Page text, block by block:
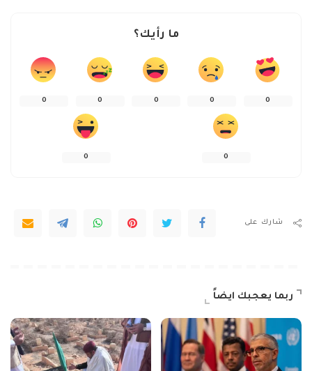
ما رأيك؟
0
0
0
0
0
0
0
شارك على
ربما يعجبك ايضاً